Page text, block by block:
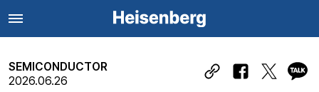
SEMICONDUCTOR
2026.06.26